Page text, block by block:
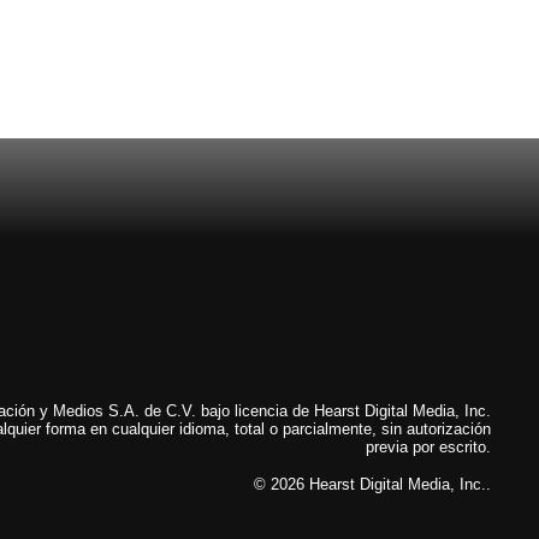
y Medios S.A. de C.V. bajo licencia de Hearst Digital Media, Inc.
forma en cualquier idioma, total o parcialmente, sin autorización
previa por escrito.
© 2026 Hearst Digital Media, Inc..